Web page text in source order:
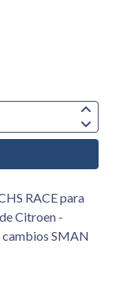
RACE para
Citroen -
cambios SMAN